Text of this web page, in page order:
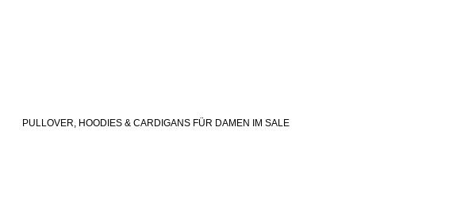
PULLOVER, HOODIES & CARDIGANS FÜR DAMEN IM SALE